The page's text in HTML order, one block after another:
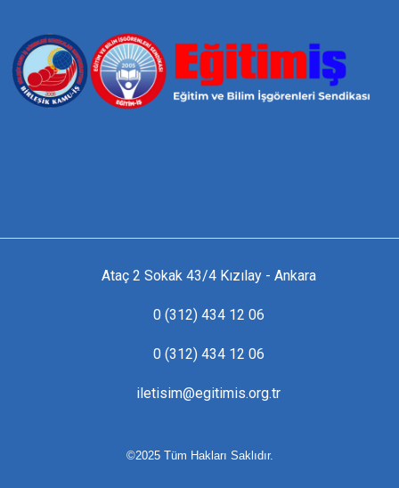
Ataç 2 Sokak 43/4 Kızılay - Ankara
0 (312) 434 12 06
0 (312) 434 12 06
iletisim@egitimis.org.tr
©2025 Tüm Hakları Saklıdır.